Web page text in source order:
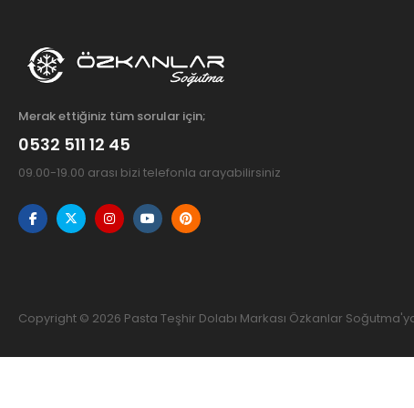
Merak ettiğiniz tüm sorular için;
0532 511 12 45
09.00-19.00 arası bizi telefonla arayabilirsiniz
Copyright © 2026 Pasta Teşhir Dolabı Markası Özkanlar